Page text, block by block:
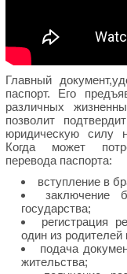
Главный
паспорт. Его
различных
позволит
юридическую силу
Когда может
перевода паспорта:
вступление в
заключение
государства;
регистрация
один из родителей
подача
жительства;